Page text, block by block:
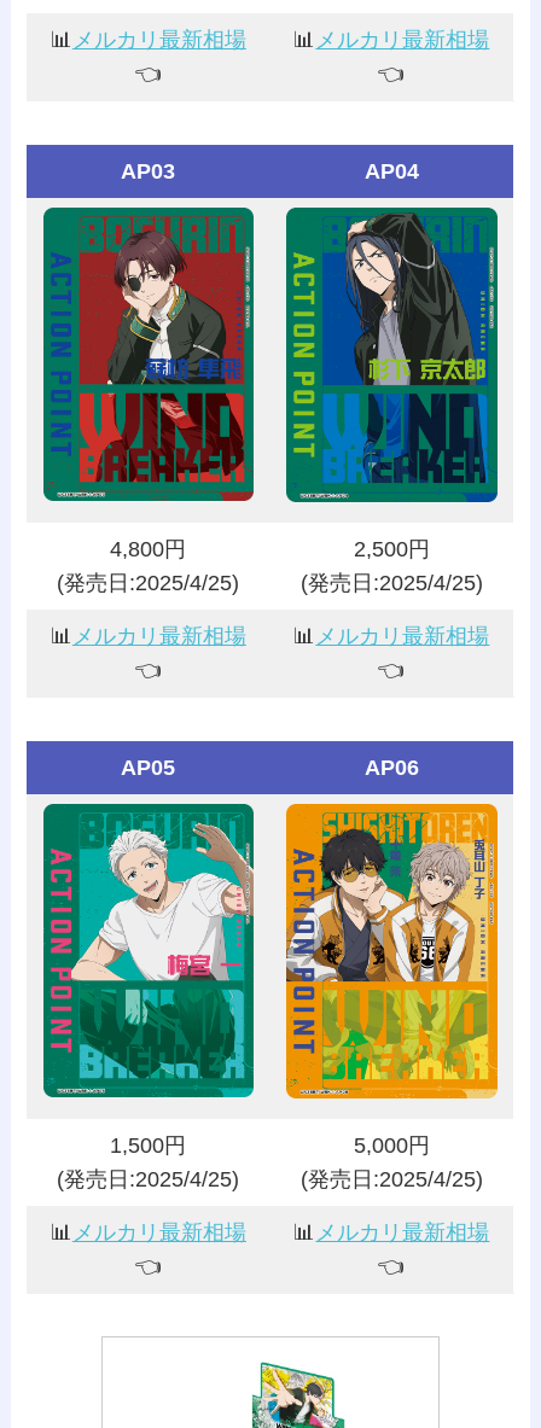
📊 メルカリ最新相場
👈️
📊 メルカリ最新相場
👈️
AP03 AP04
4,800円
(発売日:2025/4/25)
2,500円
(発売日:2025/4/25)
📊 メルカリ最新相場
👈️
📊 メルカリ最新相場
👈️
AP05 AP06
1,500円
(発売日:2025/4/25)
5,000円
(発売日:2025/4/25)
📊 メルカリ最新相場
👈️
📊 メルカリ最新相場
👈️